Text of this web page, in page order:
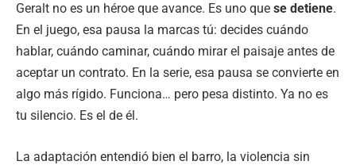
Geralt no es un héroe que avance. Es uno que se detiene.
En el juego, esa pausa la marcas tú: decides cuándo
hablar, cuándo caminar, cuándo mirar el paisaje antes de
aceptar un contrato. En la serie, esa pausa se convierte en
algo más rígido. Funciona… pero pesa distinto. Ya no es
tu silencio. Es el de él.
La adaptación entendió bien el barro, la violencia sin